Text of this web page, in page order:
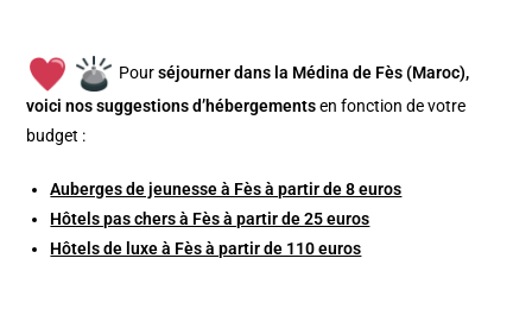
Pourséjourner dans la Médina de Fès (Maroc),
voici nos suggestions d’hébergements en fonction de votre
budget :
Auberges de jeunesse à Fès à partir de 8 euros
Hôtels pas chers à Fès à partir de 25 euros
Hôtels de luxe à Fès à partir de 110 euros